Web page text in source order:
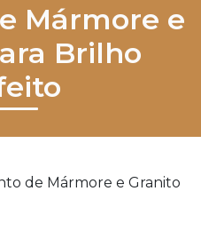
Mármore e
Brilho